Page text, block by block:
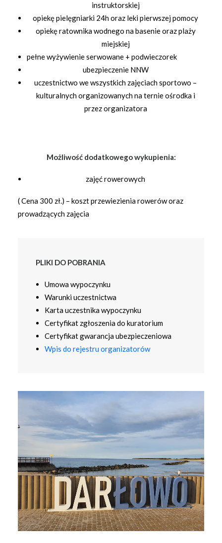
instruktorskiej
opiekę pielęgniarki 24h oraz leki pierwszej pomocy
opiekę ratownika wodnego na basenie oraz plaży
miejskiej
pełne wyżywienie serwowane + podwieczorek
ubezpieczenie NNW
uczestnictwo we wszystkich zajęciach sportowo –
kulturalnych organizowanych na ternie ośrodka i
przez organizatora
Możliwość dodatkowego wykupienia:
zajęć rowerowych
( Cena 300 zł.) – koszt przewiezienia rowerów oraz
prowadzących zajęcia
PLIKI DO POBRANIA
Umowa wypoczynku
Warunki uczestnictwa
Karta uczestnika wypoczynku
Certyfikat zgłoszenia do kuratorium
Certyfikat gwarancja ubezpieczeniowa
Wpis do rejestru organizatorów